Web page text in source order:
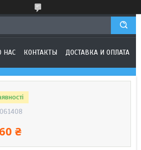
НАС КОНТАКТЫ ДОСТАВКА И ОПЛАТА
061408
₴